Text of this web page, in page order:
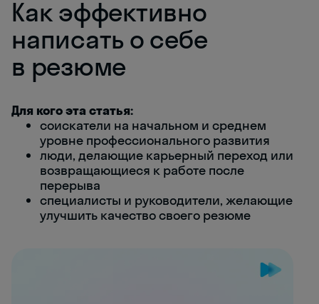
Как эффективно
написать о себе
в резюме
Для кого эта статья:
соискатели на начальном и среднем
уровне профессионального развития
люди, делающие карьерный переход или
возвращающиеся к работе после
перерыва
специалисты и руководители, желающие
улучшить качество своего резюме